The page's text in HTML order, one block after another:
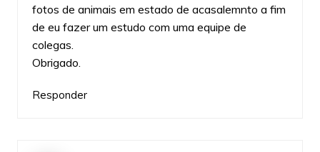
fotos de animais em estado de acasalemnto a fim
de eu fazer um estudo com uma equipe de
colegas.
Obrigado.
Responder